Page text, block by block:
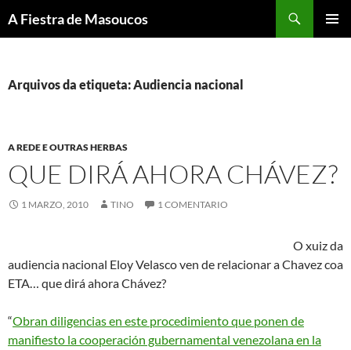
aoA Fiestra de Masoucos
Arquivos da etiqueta: Audiencia nacional
A REDE E OUTRAS HERBAS
QUE DIRÁ AHORA CHÁVEZ?
1 MARZO, 2010 TINO 1 COMENTARIO
O xuiz da
audiencia nacional Eloy Velasco ven de relacionar a Chavez coa
ETA… que dirá ahora Chávez?
“Obran diligencias en este procedimiento que ponen de
manifiesto la cooperación gubernamental venezolana en la